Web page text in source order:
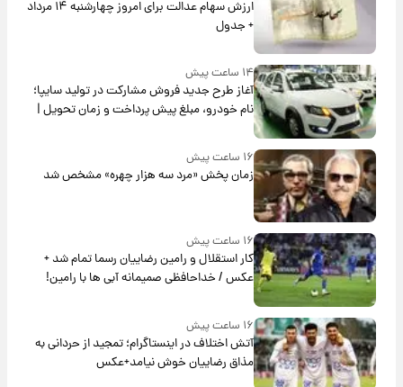
ارزش سهام عدالت برای امروز چهارشنبه ۱۴ مرداد
+ جدول
۱۴ ساعت پیش
آغاز طرح جدید فروش مشارکت در تولید سایپا؛
نام خودرو، مبلغ پیش پرداخت و زمان تحویل |
سود مشارکت چند درصد است؟
۱۶ ساعت پیش
زمان پخش «مرد سه هزار چهره» مشخص شد
۱۶ ساعت پیش
کار استقلال و رامین رضاییان رسما تمام شد +
عکس / خداحافظی صمیمانه آبی ها با رامین!
۱۶ ساعت پیش
آتش اختلاف در اینستاگرام؛ تمجید از حردانی به
مذاق رضاییان خوش نیامد+عکس